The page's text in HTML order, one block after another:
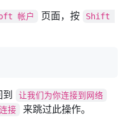
帐户 页面，按
Shift
让我们为你连接到网络
接 来跳过此操作。